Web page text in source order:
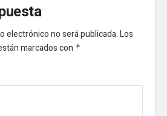
electrónico no será publicada.Los
marcados con *